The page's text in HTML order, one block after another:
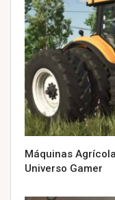
Máquinas
Universo Gamer